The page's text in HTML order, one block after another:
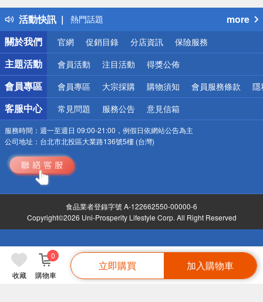
收藏 購物車
0
立即購買 加入購物車
活動快訊
得獎公告
熱門話題
銀行優惠
偏遠地區配送
詐騙網頁！請小心！
more
關於我們
官網 促銷目錄 分店資訊 保險服務
主題活動 會員活動 注目活動 得獎公佈
會員專區 會員專區 大宗採購 購物須知 會員服務條款 隱
客服中心 常見問題 服務公告 意見信箱
服務時間： 週一至週日 09:00-21:00，例假日依網站公告為主
公司地址： 台北市北投區大業路136號5樓 (台灣)
食品業者登錄字號 A-122662550-00000-6
Copyright©2026 Uni-Prosperity Lifestyle Corp. All Right Reserved